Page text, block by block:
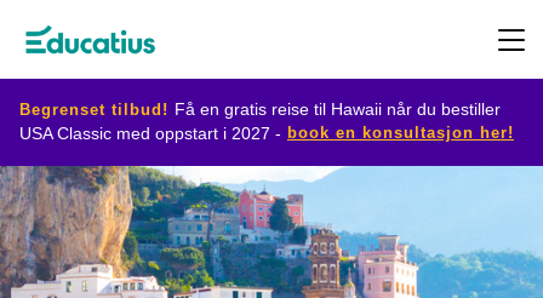
Begrenset tilbud! Få en gratis reise til Hawaii når du bestiller
USA Classic med oppstart i 2027 - book en konsultasjon her!
Destinasjoner
Utvekslingsprogram